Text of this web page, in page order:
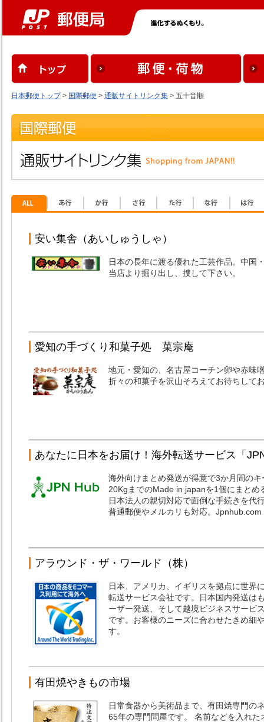
日本郵便トップ> 国際郵便 > 通販サイトリンク集 > 五十音順
安い集舎（あいしゅうしゃ）
日本の長年に渡る優れた工芸作品。中国
当店より掘り出し、捜して下さい。
愛知の手づくり和菓子処 菓宗庵
地元・愛知の、名古屋コーチン卵や赤味
折々の和菓子を沢山そろえてお待ちして
あなたに日本をお届け！海外転送サービス「
海外向けまとめ発送が得意で3か月間の
20KgまでのMade in japanを1個にまとめ
日本法人の親切対応で面倒な手続きを代
普通郵便やメルカリも対応。Jpnhub.com
アラウンド・ザ・ワールド（株）
日本、アメリカ、イギリスを拠点に世界
転送サービス会社です。日本国内発送は
ーザー発送、そして越境ビジネスサービ
です。お客様のニーズに合わせたきめ細
す。
有田焼やきもの市場
日常食器から美術品まで、有田焼専門の
65年の専門問屋です。 名前などを入れ